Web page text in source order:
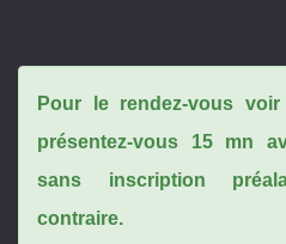
Pour le rendez-vous
présentez-vous 15 mn
sans inscription
contraire.